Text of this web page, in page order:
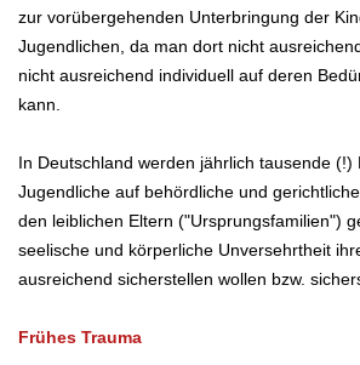
zur vorübergehenden Unterbringung der
Jugendlichen, da man dort nicht
nicht ausreichend individuell auf deren
kann.
In Deutschland werden jährlich tausende (!)
Jugendliche auf behördliche und
den leiblichen Eltern ("Ursprungsfamilien")
seelische und körperliche Unversehrtheit
ausreichend sicherstellen wollen bzw.
Frühes Trauma